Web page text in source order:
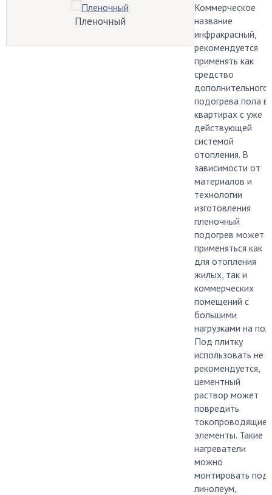
Пленочный
Коммерческое
название
инфракрасный,
рекомендуется
применять как
средство
дополнительного
подогрева пола в
квартирах с уже
действующей
системой
отопления. В
зависимости от
материалов и
технологии
изготовления
пленочный
подогрев может
применяться как
для отопления
жилых, так и
коммерческих
помещений с
большими
нагрузками на пол.
Под плитку
использовать не
рекомендуется,
цементный
раствор может
повредить
токопроводящие
элементы. Такие
нагреватели
можно
монтировать под
линолеум,